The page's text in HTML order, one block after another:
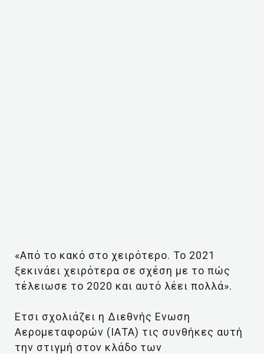
«Από το κακό στο χειρότερο. Το 2021
ξεκινάει χειρότερα σε σχέση με το πώς
τέλειωσε το 2020 και αυτό λέει πολλά».
Ετσι σχολιάζει η Διεθνής Ενωση
Αερομεταφορών (ΙΑΤΑ) τις συνθήκες αυτή
την στιγμή στον κλάδο των